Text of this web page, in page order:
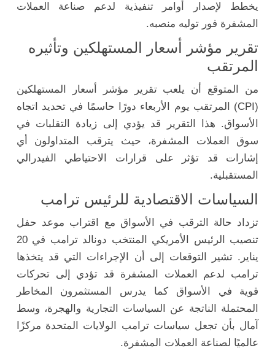
يخطط لإصدار أوامر تنفيذية لدعم صناعة العملات
المشفرة فور توليه منصبه.
تقرير مؤشر أسعار المستهلكين وتأثيره
المرتقب
من المتوقع أن يلعب تقرير مؤشر أسعار المستهلكين
(CPI) المرتقب يوم الأربعاء دورًا حاسمًا في تحديد اتجاه
الأسواق. هذا التقرير قد يؤدي إلى زيادة التقلبات في
سوق العملات المشفرة، حيث يترقب المتداولون أي
إشارات قد تؤثر على قرارات الاحتياطي الفيدرالي
المستقبلية.
السياسات الاقتصادية للرئيس ترامب
تزداد حالة الترقب في الأسواق مع اقتراب موعد حفل
تنصيب الرئيس الأمريكي المنتخب دونالد ترامب في 20
يناير. تشير التوقعات إلى أن الإجراءات التي قد يتخذها
ترامب لدعم العملات المشفرة قد تؤدي إلى تحركات
قوية في الأسواق كما يدرس المستثمرون المخاطر
المحتملة الناتجة عن السياسات التجارية والهجرة، وسط
آمال بأن تجعل سياسات ترامب الولايات المتحدة مركزًا
عالميًا لصناعة العملات المشفرة.